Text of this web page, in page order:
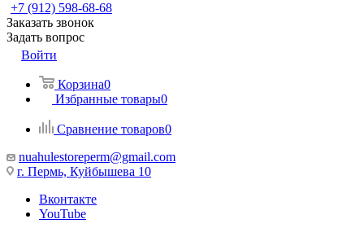
+7 (912) 598-68-68
Заказать звонок
Задать вопрос
Войти
Корзина0
Избранные товары0
Сравнение товаров0
nuahulestoreperm@gmail.com
г. Пермь, Куйбышева 10
Вконтакте
YouTube